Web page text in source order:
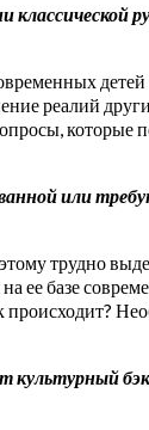
классической
реалий
которые
или
трудно
ее базе
культурный